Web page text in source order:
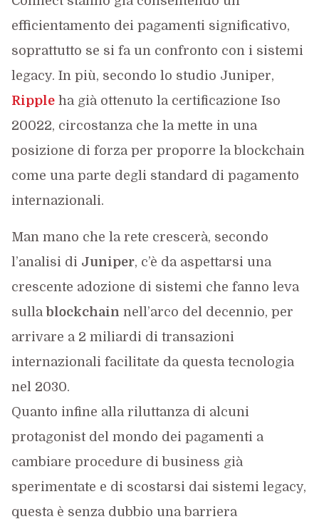
efficientamento dei pagamenti significativo,
soprattutto se si fa un confronto con i sistemi
legacy. In più, secondo lo studio Juniper,
Rippleha già ottenuto la certificazione Iso
20022, circostanza che la mette in una
posizione di forza per proporre la blockchain
come una parte degli standard di pagamento
internazionali.
Man mano che la rete crescerà, secondo
l’analisi di Juniper, c’è da aspettarsi una
crescente adozione di sistemi che fanno leva
sulla blockchain nell’arco del decennio, per
arrivare a 2 miliardi di transazioni
internazionali facilitate da questa tecnologia
nel 2030.
Quanto infine alla riluttanza di alcuni
protagonist del mondo dei pagamenti a
cambiare procedure di business già
sperimentate e di scostarsi dai sistemi legacy,
questa è senza dubbio una barriera